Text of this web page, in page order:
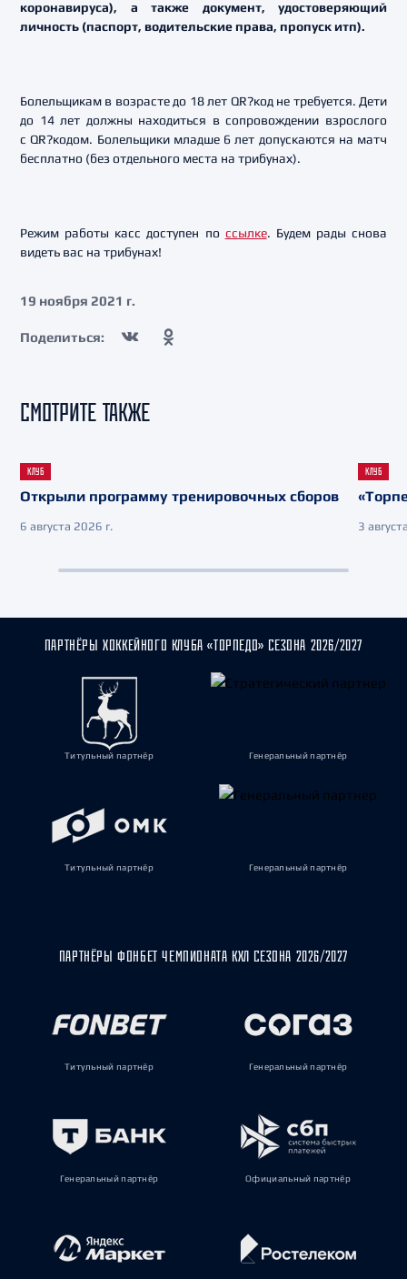
коронавируса), а также документ, удостоверяющий
личность (паспорт, водительские права, пропуск итп).
Болельщикам в возрасте до 18 лет QR?код не требуется. Дети
до 14 лет должны находиться в сопровождении взрослого
с QR?кодом. Болельщики младше 6 лет допускаются на матч
бесплатно (без отдельного места на трибунах).
Режим работы касс доступен по ссылке. Будем рады снова
видеть вас на трибунах!
19 ноября 2021 г.
Поделиться:
СМОТРИТЕ ТАКЖЕ
КЛУБ
Открыли программу тренировочных сборов
6 августа 2026 г.
КЛУБ
3
ПАРТНЁРЫ ХОККЕЙНОГО КЛУБА «ТОРПЕДО» СЕЗОНА 2026/2027
Титульный партнёр Генеральный партнёр
Титульный партнёр Генеральный партнёр
ПАРТНЁРЫ ФОНБЕТ ЧЕМПИОНАТА КХЛ СЕЗОНА 2026/2027
Титульный партнёр Генеральный партнёр
Генеральный партнёр Официальный партнёр